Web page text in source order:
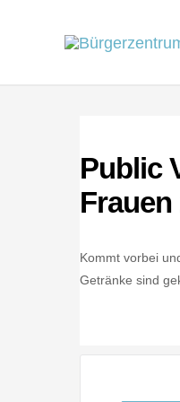
Public
Frauen
Kommt vorbei
Getränke sind